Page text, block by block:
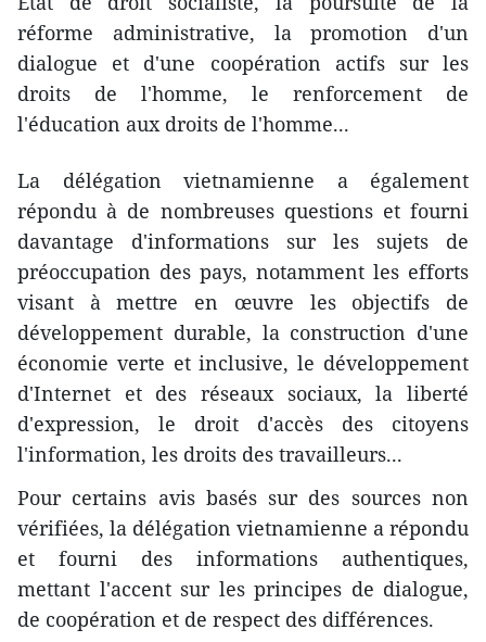
réforme administrative, la promotion d'un
dialogue et d'une coopération actifs sur les
droits de l'homme, le renforcement de
l'éducation aux droits de l'homme...
La délégation vietnamienne a également
répondu à de nombreuses questions et fourni
davantage d'informations sur les sujets de
préoccupation des pays, notamment les efforts
visant à mettre en œuvre les objectifs de
développement durable, la construction d'une
économie verte et inclusive, le développement
d'Internet et des réseaux sociaux, la liberté
d'expression, le droit d'accès des citoyens
l'information, les droits des travailleurs...
Pour certains avis basés sur des sources non
vérifiées, la délégation vietnamienne a répondu
et fourni des informations authentiques,
mettant l'accent sur les principes de dialogue,
de coopération et de respect des différences.